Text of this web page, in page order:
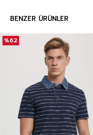
BENZER ÜRÜNLER
%62